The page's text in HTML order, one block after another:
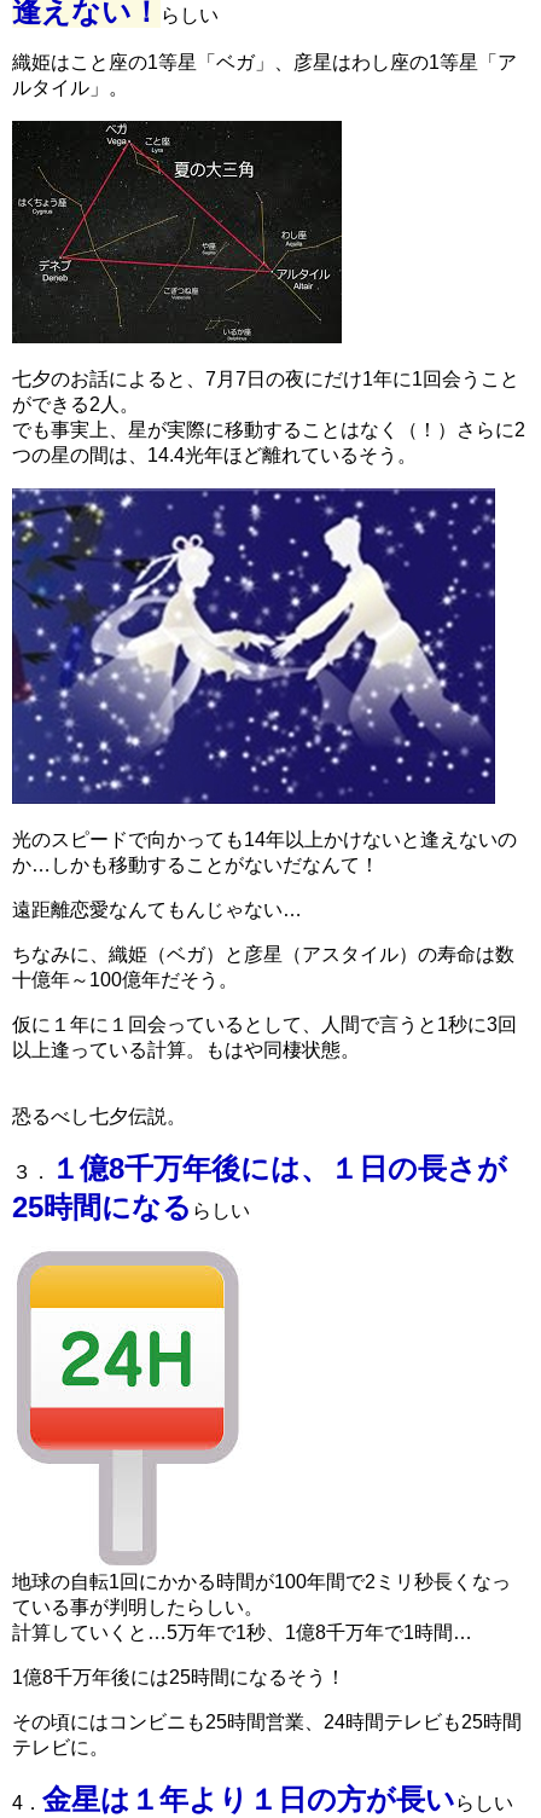
逢えない！
らしい
織姫はこと座の1等星「ベガ」、彦星はわし座の1等星「ア
ルタイル」。
七夕のお話によると、7月7日の夜にだけ1年に1回会うこと
ができる2人。
でも事実上、星が実際に移動することはなく（！）さらに2
つの星の間は、14.4光年ほど離れているそう。
光のスピードで向かっても14年以上かけないと逢えないの
か…しかも移動することがないだなんて！
遠距離恋愛なんてもんじゃない…
ちなみに、織姫（ベガ）と彦星（アスタイル）の寿命は数
十億年～100億年だそう。
仮に１年に１回会っているとして、人間で言うと1秒に3回
以上逢っている計算。もはや同棲状態。
恐るべし七夕伝説。
３．
１億8千万年後には、１日の長さが
25時間になる らしい
地球の自転1回にかかる時間が100年間で2ミリ秒長くなっ
ている事が判明したらしい。
計算していくと…5万年で1秒、1億8千万年で1時間…
1億8千万年後には25時間になるそう！
その頃にはコンビニも25時間営業、24時間テレビも25時間
テレビに。
4． 金星は１年より１日の方が長いらしい